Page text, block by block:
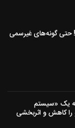
گونه‌های غیرسمی
یک «سیستم
را کاهش و اثربخشی